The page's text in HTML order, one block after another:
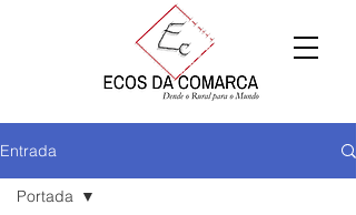
Entrada
Portada